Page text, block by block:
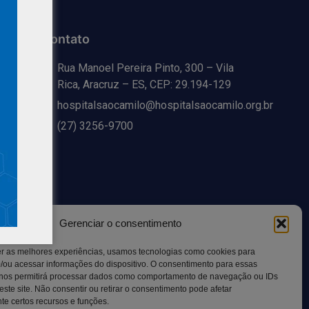
Gerenciar o consentimento
as melhores experiências, usamos tecnologias como cookies para
ou acessar informações do dispositivo. O consentimento para essas
permitirá processar dados como comportamento de navegação ou IDs
site. Não consentir ou retirar o consentimento pode afetar
certos recursos e funções.
Contato
Rua Manoel Pereira Pinto, 300 – Vila
Rica, Aracruz – ES, CEP: 29.194-129
hospitalsaocamilo@hospitalsaocamilo.org.br
(27) 3256-9700
Copyright © BhD Comunicacao, All rights reserved.